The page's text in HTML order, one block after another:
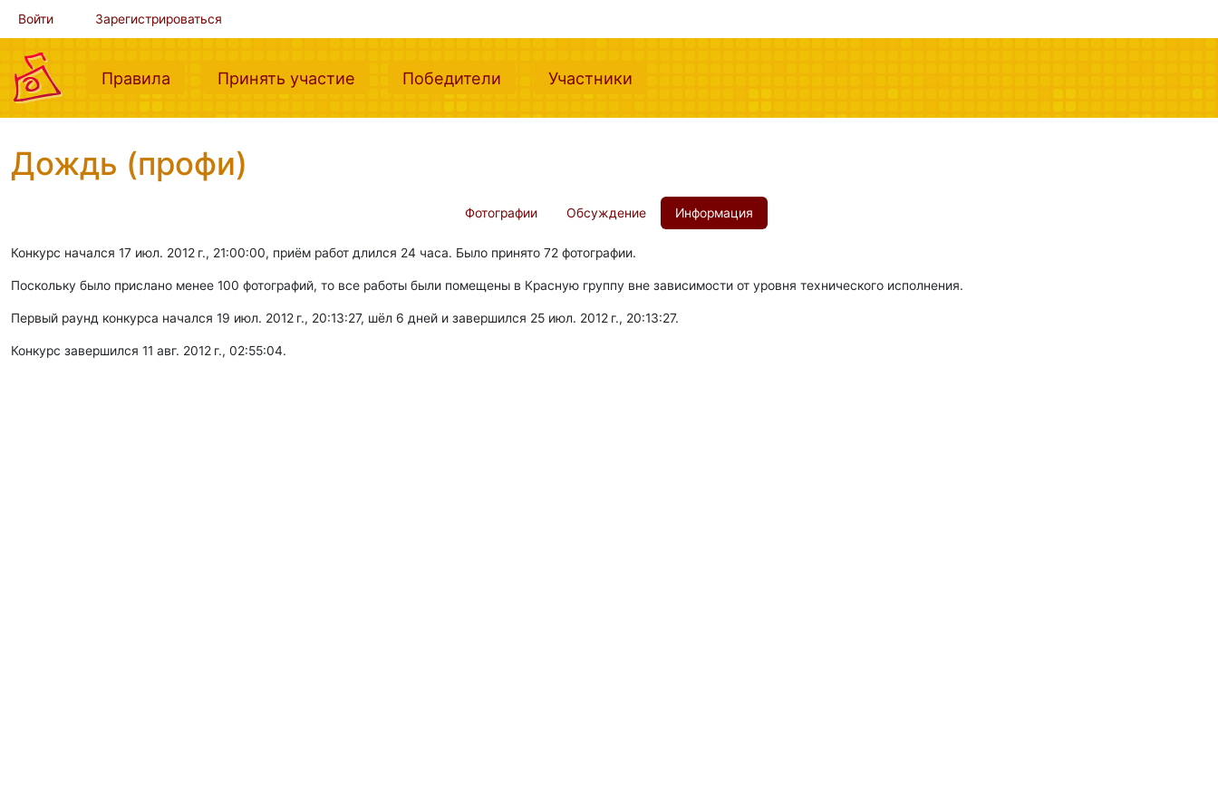
Войти Зарегистрироваться
Правила (current)Принять участие (current)Победители (current)Участники
Дождь (профи)
Фотографии Обсуждение Информация
Конкурс начался 17 июл. 2012 г., 21:00:00, приём работ длился 24 часа. Было принято 72 фотографии.
Поскольку было прислано менее 100 фотографий, то все работы были помещены в Красную группу вне зависимости от уровня технического исполнения.
Первый раунд конкурса начался 19 июл. 2012 г., 20:13:27, шёл 6 дней и завершился 25 июл. 2012 г., 20:13:27.
Конкурс завершился 11 авг. 2012 г., 02:55:04.